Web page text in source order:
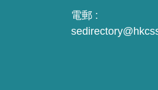
電郵 :